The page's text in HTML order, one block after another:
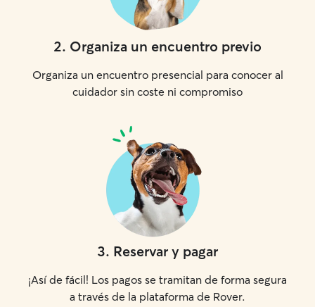
2. Organiza un encuentro previo
Organiza un encuentro presencial para conocer al
cuidador sin coste ni compromiso
3. Reservar y pagar
¡Así de fácil! Los pagos se tramitan de forma segura
a través de la plataforma de Rover.